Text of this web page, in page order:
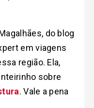
do blog
em viagens
região. Ela,
sobre
. Vale a pena